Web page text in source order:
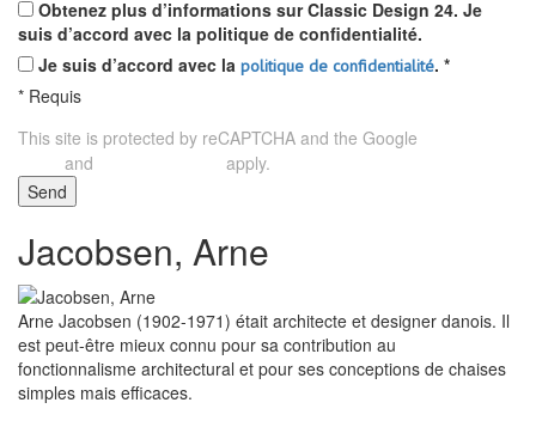
Obtenez plus d’informations sur Classic Design 24. Je
suis d’accord avec la politique de confidentialité.
Je suis d’accord avec la politique de confidentialité. *
* Requis
This site is protected by reCAPTCHA and the Google
and
apply.
Send
Jacobsen, Arne
Arne Jacobsen (1902-1971) était architecte et designer danois. Il
est peut-être mieux connu pour sa contribution au
fonctionnalisme architectural et pour ses conceptions de chaises
simples mais efficaces.